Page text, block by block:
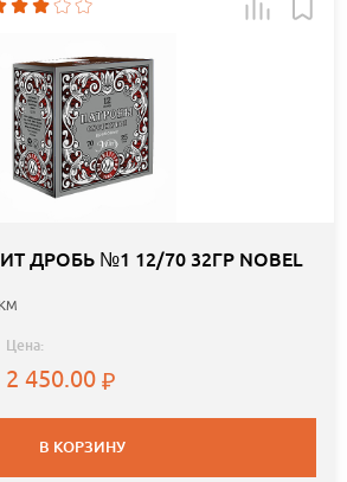
ДРОБЬ №1 12/70 32ГР NOBEL
Цена:
2 450.00
В КОРЗИНУ